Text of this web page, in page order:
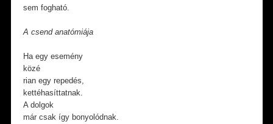
sem fogható.
A csend anatómiája
Ha egy esemény
közé
rian egy repedés,
kettéhasíttatnak.
A dolgok
már csak így bonyolódnak.